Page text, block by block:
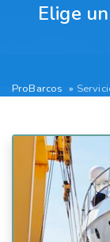
Elige
ProBarcos